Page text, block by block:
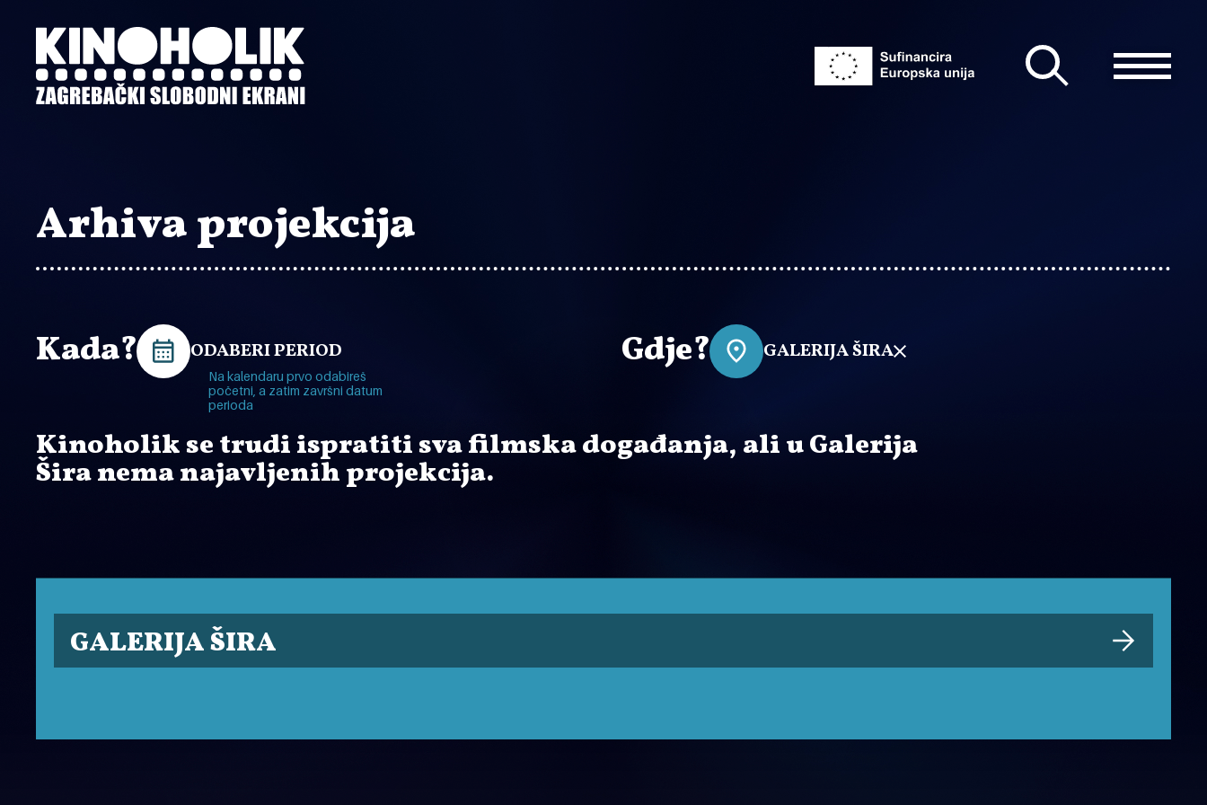
sadržaj
Arhiva projekcija
Kada? ODABERI PERIOD
Na kalendaru prvo odabireš
početni, a zatim završni datum
perioda
Gdje? GALERIJA ŠIRA
Kinoholik se trudi ispratiti sva filmska događanja, ali u Galerija
Šira nema najavljenih projekcija.
GALERIJA ŠIRA